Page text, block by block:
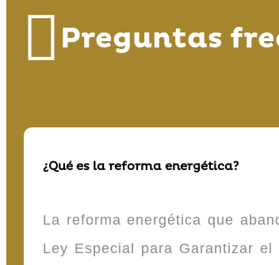
Preguntas
¿Qué es la reforma energética?
La reforma energética que
Ley Especial para Garantizar